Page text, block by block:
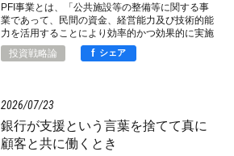
PFI事業とは、「公共施設等の整備等に関する事
業であって、民間の資金、経営能力及び技術的能
力を活用することにより効率的かつ効果的に実施
されるもの」のことです。
投資戦略論 f シェア
2026 07 23
銀行が支援という言葉を捨てて真に
顧客と共に働くとき